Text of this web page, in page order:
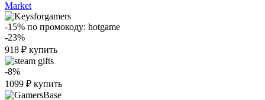
Market
-15% по промокоду: hotgame
-23%
918 ₽ купить
-8%
1099 ₽ купить